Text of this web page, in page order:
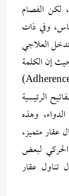
لكن الفصام
وفي ذات
العلاجي
إن الكلمة
التي تستعمل في اللغة الإنجليزية هي (Adherence)
الرئيسية
وهذه
عقار متميز،
لبعض
تناول عقار